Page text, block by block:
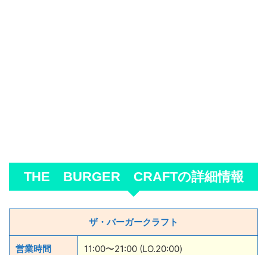
THE BURGER CRAFTの詳細情報
ザ・バーガークラフト
営業時間 11:00〜21:00 (LO.20:00)